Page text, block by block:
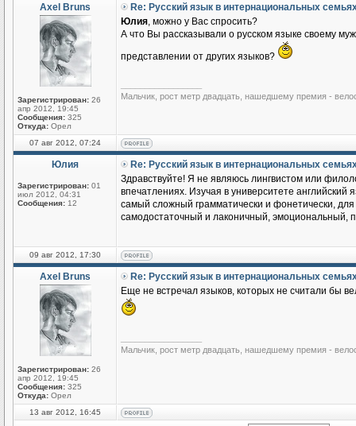
Axel Bruns
Зарегистрирован: 26
апр 2012, 19:45
Сообщения: 325
Откуда: Орел
Re: Русский язык в интернациональных
Юлия, можно у Вас спросить?
А что Вы рассказывали о русском языке своему
представлении от других языков?
Мальчик, рост метр двадцать, нашедшему премия -
07 авг 2012, 07:24
Юлия
Зарегистрирован: 01
июл 2012, 04:31
Сообщения: 12
Re: Русский язык в интернациональных
Здравствуйте! Я не являюсь лингвистом или
впечатлениях. Изучая в университете английский
самый сложный грамматически и фонетически, для
самодостаточный и лаконичный, эмоциональный,
09 авг 2012, 17:30
Axel Bruns
Зарегистрирован: 26
апр 2012, 19:45
Сообщения: 325
Откуда: Орел
Re: Русский язык в интернациональных
Еще не встречал языков, которых не считали бы
Мальчик, рост метр двадцать, нашедшему премия -
13 авг 2012, 16:45